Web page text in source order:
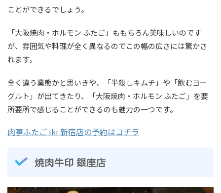
ことができるでしょう。
「大阪焼肉・ホルモン ふたご」ももちろん美味しいのです
が、雰囲気や料理が全く異なるのでこの幅の広さには驚かさ
れます。
全く違う業態かと思いきや、「半殺しキムチ」や「飲むヨー
グルト」が出てきたり、「大阪焼肉・ホルモン ふたご」を要
所要所で感じることができるのも魅力の一つです。
肉亭ふたご iki 新宿店の予約はコチラ
焼肉牛印 銀座店